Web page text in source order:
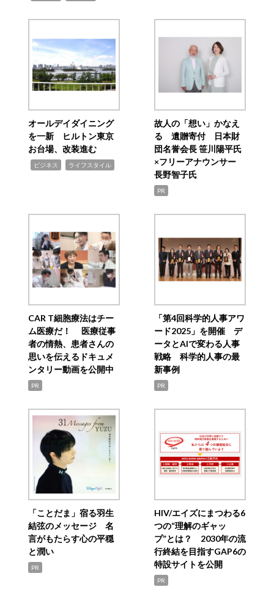
オールデイダイニング
を一新 ヒルトン東京
お台場、改装進む
ビジネス ライフスタイル
故人の「想い」かなえ
る 遺贈寄付 日本財
団名誉会長 笹川陽平氏
×フリーアナウンサー
長野智子氏
PR
CAR T細胞療法はチー
ム医療だ！ 医療従事
者の情熱、患者さんの
思いを伝えるドキュメ
ンタリー動画を公開中
PR
「第4回科学的人事アワ
ード2025」を開催 デ
ータとAIで変わる人事
戦略 科学的人事の最
新事例
PR
「ことだま」宿る羽生
結弦のメッセージ 名
言がもたらす心の平穏
と潤い
PR
HIV/エイズにまつわる6
つの“理解のギャッ
プ”とは？ 2030年の流
行終結を目指すGAP6の
特設サイトを公開
PR